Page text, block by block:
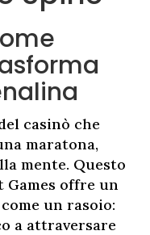
casinò che
maratona,
mente. Questo
offre un
un rasoio:
a attraversare